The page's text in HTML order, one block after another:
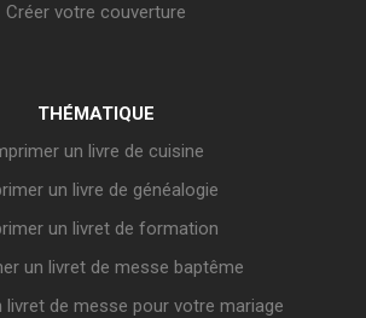
Créer votre couverture
THÉMATIQUE
un livre de cuisine
un livre de généalogie
un livret de formation
un livret de messe baptême
livret de messe pour votre mariage